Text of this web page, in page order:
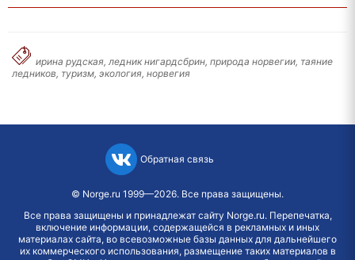
ирина рудская, ледник нигардсбрин, природа норвегии, таяние
ледников, туризм, экология, норвегия
Обратная связь
© Norge.ru 1999—2026. Все права защищены.
Все права защищены и принадлежат сайту Norge.ru. Перепечатка,
включение информации, содержащейся в рекламных и иных
материалах сайта, во всевозможные базы данных для дальнейшего
их коммерческого использования, размещение таких материалов в